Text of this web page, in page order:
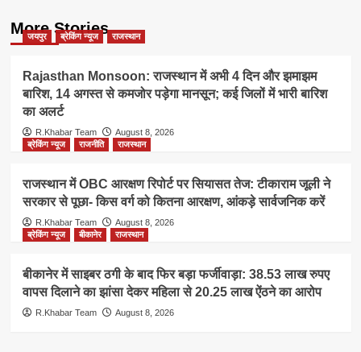
More Stories
जयपुर ब्रेकिंग न्यूज राजस्थान
Rajasthan Monsoon: राजस्थान में अभी 4 दिन और झमाझम
बारिश, 14 अगस्त से कमजोर पड़ेगा मानसून; कई जिलों में भारी बारिश
का अलर्ट
R.Khabar Team
August 8, 2026
ब्रेकिंग न्यूज
राजनीति राजस्थान
राजस्थान में OBC आरक्षण रिपोर्ट पर सियासत तेज: टीकाराम जूली ने
सरकार से पूछा- किस वर्ग को कितना आरक्षण, आंकड़े सार्वजनिक करें
R.Khabar Team
August 8, 2026
ब्रेकिंग न्यूज
बीकानेर राजस्थान
बीकानेर में साइबर ठगी के बाद फिर बड़ा फर्जीवाड़ा: 38.53 लाख रुपए
वापस दिलाने का झांसा देकर महिला से 20.25 लाख ऐंठने का आरोप
R.Khabar Team August 8, 2026